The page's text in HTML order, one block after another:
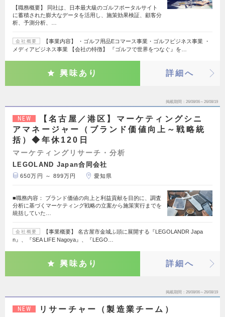
【職務概要】 同社は、日本最大級のゴルフポータルサイト
に蓄積された膨大なデータを活用し、施策効果検証、顧客分
析、予測分析、…
会社概要
【事業内容】 ・ゴルフ用品Eコマース事業・ゴルフビジネス事業 ・
メディアビジネス事業 【会社の特徴】 『ゴルフで世界をつなぐ』を…
興味あり 詳細へ
掲載期間 26/08/06～26/08/19
NEW
【名古屋／港区】マーケティングシニ
アマネージャー（ブランド価値向上～戦略統
括）◆年休120日
マーケティングリサーチ・分析
LEGOLAND Japan合同会社
650万円 ～ 899万円 愛知県
■職務内容： ブランド価値の向上と利益貢献を目的に、調査
分析に基づくマーケティング戦略の立案から施策実行までを
統括していた…
会社概要
【事業概要】 名古屋市金城ふ頭に展開する『LEGOLANDR Japa
n』、『SEA LIFE Nagoya』、『LEGO…
興味あり 詳細へ
掲載期間 26/08/06～26/08/19
NEW リサーチャー（製造業チーム）